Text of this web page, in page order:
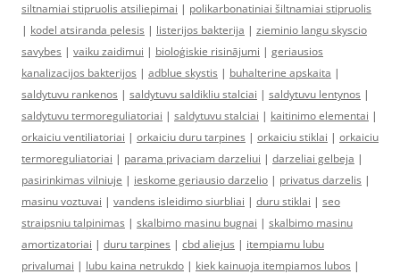
siltnamiai stipruolis atsiliepimai | polikarbonatiniai šiltnamiai stipruolis
| kodel atsiranda pelesis | listerijos bakterija | zieminio langu skyscio
savybes | vaiku zaidimui | bioloģiskie risinājumi | geriausios
kanalizacijos bakterijos | adblue skystis | buhalterine apskaita |
saldytuvu rankenos | saldytuvu saldikliu stalciai | saldytuvu lentynos |
saldytuvu termoreguliatoriai | saldytuvu stalciai | kaitinimo elementai |
orkaiciu ventiliatoriai | orkaiciu duru tarpines | orkaiciu stiklai | orkaiciu
termoreguliatoriai | parama privaciam darzeliui | darzeliai gelbeja |
pasirinkimas vilniuje | ieskome geriausio darzelio | privatus darzelis |
masinu voztuvai | vandens isleidimo siurbliai | duru stiklai | seo
straipsniu talpinimas | skalbimo masinu bugnai | skalbimo masinu
amortizatoriai | duru tarpines | cbd aliejus | itempiamu lubu
privalumai | lubu kaina netrukdo | kiek kainuoja itempiamos lubos |